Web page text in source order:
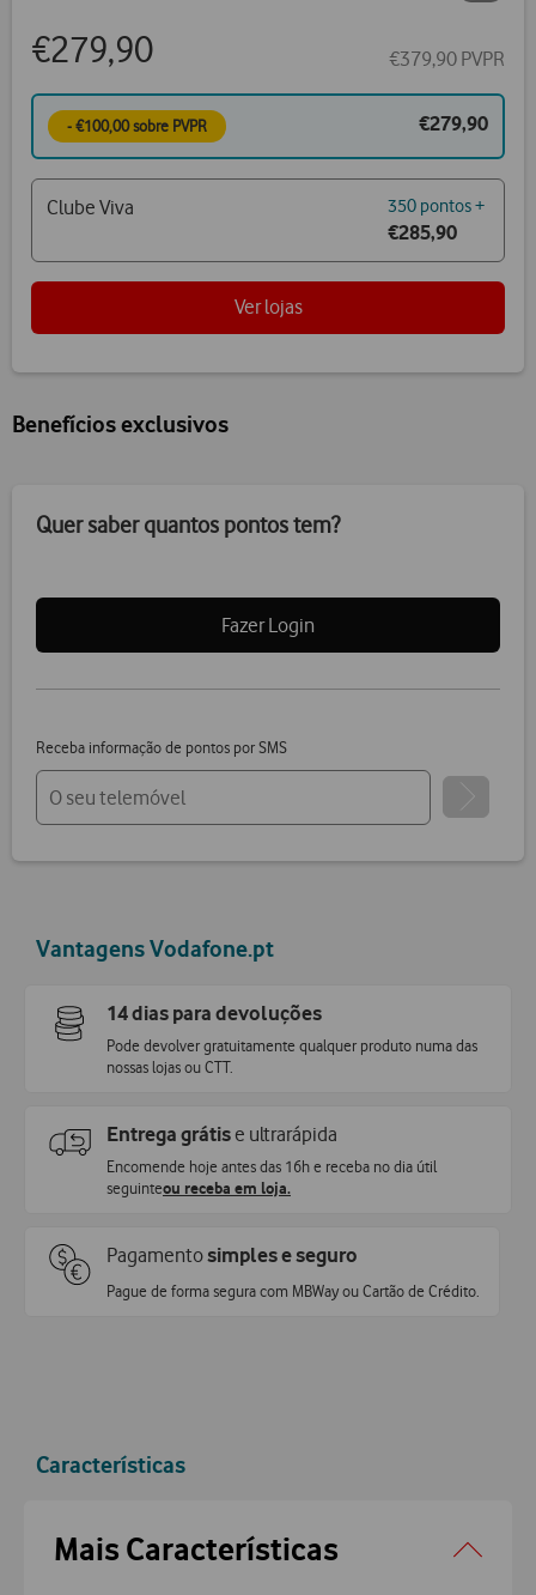
€279,90 €379,90 PVPR
- €100,00 sobre PVPR €279,90
Clube Viva 350 pontos +
€285,90
Ver lojas
Benefícios exclusivos
Quer saber quantos pontos tem?
Fazer Login
Receba informação de pontos por SMS
Vantagens Vodafone.pt
14 dias para devoluções
Pode devolver gratuitamente qualquer produto numa das
nossas lojas ou CTT.
Entrega grátis e ultrarápida
Encomende hoje antes das 16h e receba no dia útil
seguinteou receba em loja.
Pagamentosimples e seguro
Pague de forma segura com MBWay ou Cartão de Crédito.
Características
Accordeon
Mais Características